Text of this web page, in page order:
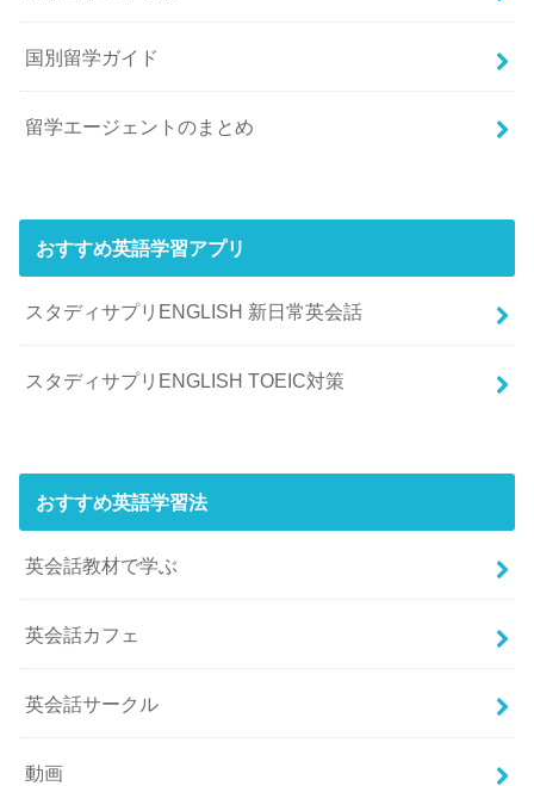
国別留学ガイド
留学エージェントのまとめ
おすすめ英語学習アプリ
スタディサプリENGLISH 新日常英会話
スタディサプリENGLISH TOEIC対策
おすすめ英語学習法
英会話教材で学ぶ
英会話カフェ
英会話サークル
動画